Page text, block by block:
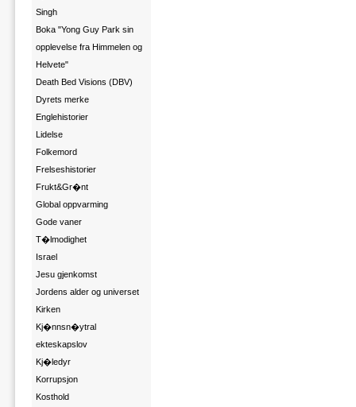
Singh
Boka "Yong Guy Park sin
opplevelse fra Himmelen og
Helvete"
Death Bed Visions (DBV)
Dyrets merke
Englehistorier
Lidelse
Folkemord
Frelseshistorier
Frukt&Gr�nt
Global oppvarming
Gode vaner
T�lmodighet
Israel
Jesu gjenkomst
Jordens alder og universet
Kirken
Kj�nnsn�ytral
ekteskapslov
Kj�ledyr
Korrupsjon
Kosthold